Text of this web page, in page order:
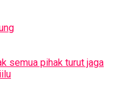
semua pihak turut jaga